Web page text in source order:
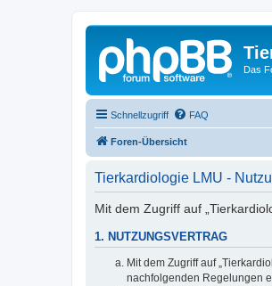
Das
Schnellzugriff FAQ
Foren-Übersicht
Tierkardiologie LMU -
Mit dem Zugriff auf
1. NUTZUNGSVERTRAG
Mit dem Zugriff auf
nachfolgenden Regelungen